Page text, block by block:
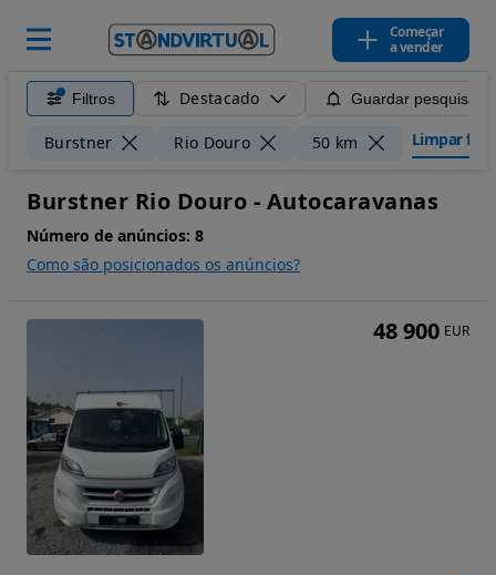
Começar
a vender
Filtros Destacado Guardar pesquisa
Burstner Rio Douro 50 km Limpar
Burstner Rio Douro - Autocaravanas
Número de anúncios: 8
Como são posicionados os anúncios?
48 900 EUR